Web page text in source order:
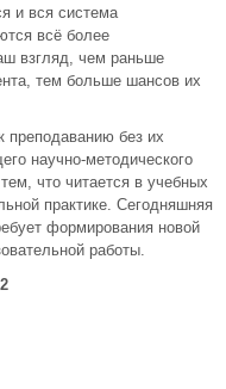
и вся система
всё более
взгляд, чем раньше
тем больше шансов их
преподаванию без их
научно-методического
что читается в учебных
практике. Сегодняшняя
формирования новой
работы.
2